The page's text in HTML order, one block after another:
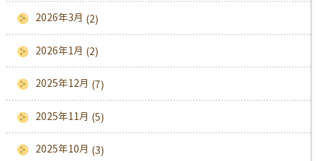
2026年3月 (2)
2026年1月 (2)
2025年12月 (7)
2025年11月 (5)
2025年10月 (3)